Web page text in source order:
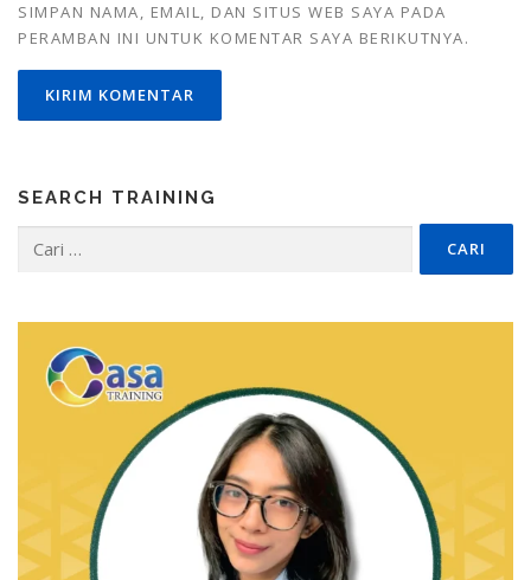
SIMPAN NAMA, EMAIL, DAN SITUS WEB SAYA PADA
PERAMBAN INI UNTUK KOMENTAR SAYA BERIKUTNYA.
SEARCH TRAINING
untuk: